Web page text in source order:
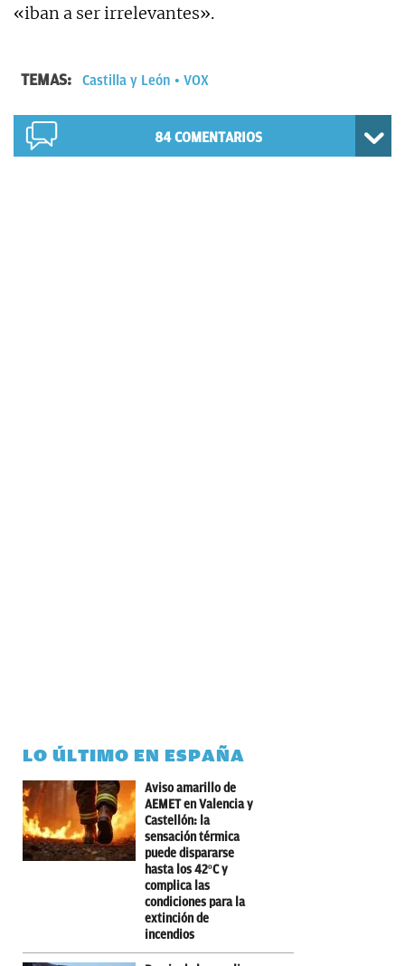
«iban a ser irrelevantes».
TEMAS: Castilla y León VOX
84COMENTARIOS
LO ÚLTIMO EN ESPAÑA
Aviso amarillo de
AEMET en Valencia y
Castellón: la
sensación térmica
puede dispararse
hasta los 42ºC y
complica las
condiciones para la
extinción de
incendios